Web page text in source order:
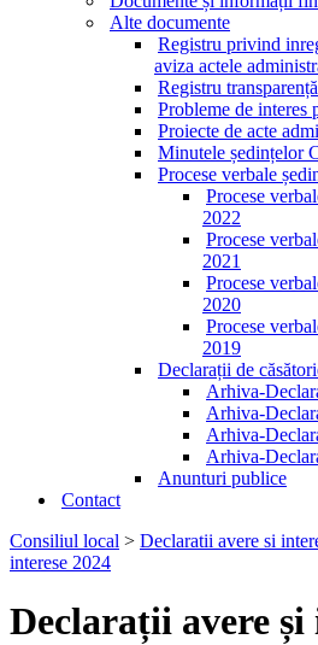
Alte documente
Registru privind
aviza actele
Registru
Probleme de interes
Proiecte de acte
Minutele ședințelor
Procese verbale
Procese
2022
Procese
2021
Procese
2020
Procese
2019
Declarații de
Arhiva-
Arhiva-
Arhiva-
Arhiva-
Anunturi publice
Contact
Consiliul local > Declaratii avere si
interese 2024
Declarații avere și